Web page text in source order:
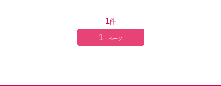
1件
1 ページ